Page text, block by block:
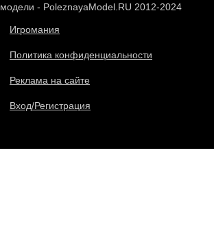
модели - PoleznayaModel.RU 2012-2024
Игромания
Политика конфиденциальности
Реклама на сайте
Вход/Регистрация